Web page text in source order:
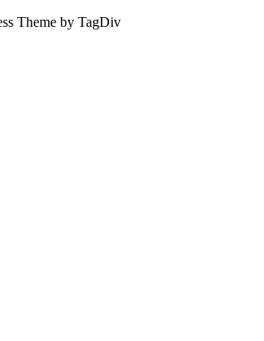
Theme by TagDiv